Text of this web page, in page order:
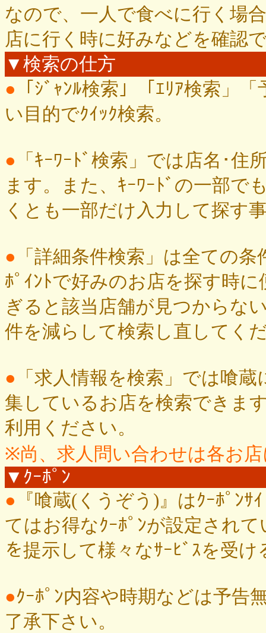
なので、一人で食べに行く場
店に行く時に好みなどを確認
▼検索の仕方
● 「ｼﾞｬﾝﾙ検索」「ｴﾘｱ検索」
い目的でｸｲｯｸ検索。
● 「ｷｰﾜｰﾄﾞ検索」では店名･
ます。また、ｷｰﾜｰﾄﾞの一部で
くとも一部だけ入力して探す
● 「詳細条件検索」は全ての
ﾎﾟｲﾝﾄで好みのお店を探す時
ぎると該当店舗が見つからな
件を減らして検索し直してく
● 「求人情報を検索」では喰
集しているお店を検索できま
利用ください。
※尚、求人問い合わせは各お
▼ｸｰﾎﾟﾝ
● 『喰蔵(くうぞう)』はｸｰﾎﾟﾝ
てはお得なｸｰﾎﾟﾝが設定され
を提示して様々なｻｰﾋﾞｽを受
●ｸｰﾎﾟﾝ内容や時期などは予告
了承下さい。